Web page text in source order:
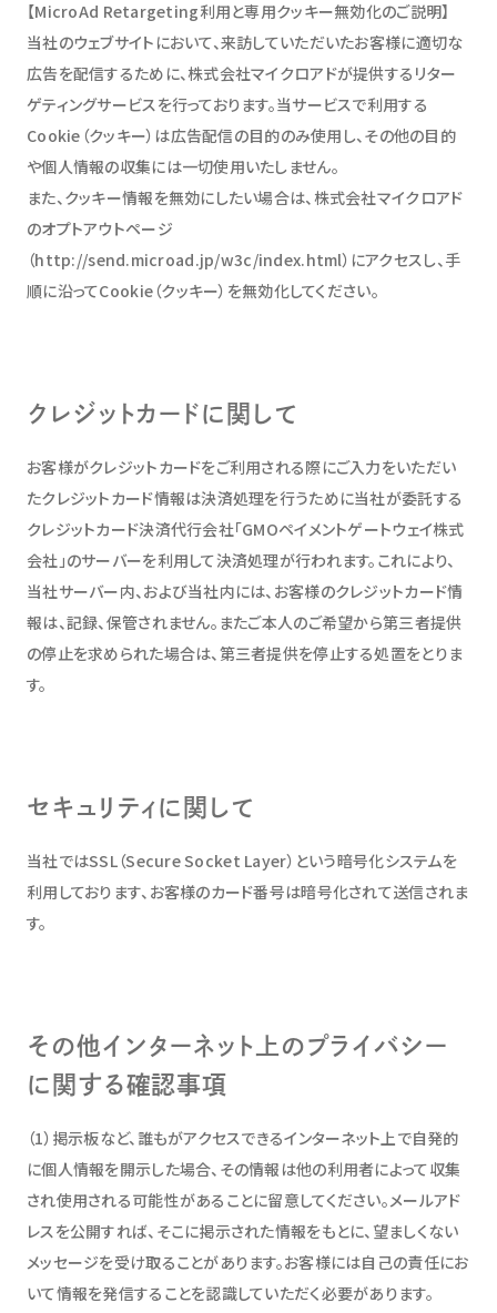
【MicroAd Retargeting利用と専用クッキー無効化のご説明】
当社のウェブサイトにおいて、来訪していただいたお客様に適切な
広告を配信するために、株式会社マイクロアドが提供するリター
ゲティングサービスを行っております。当サービスで利用する
Cookie（クッキー）は広告配信の目的のみ使用し、その他の目的
や個人情報の収集には一切使用いたしません。
また、クッキー情報を無効にしたい場合は、株式会社マイクロアド
のオプトアウトページ
（http://send.microad.jp/w3c/index.html）にアクセスし、手
順に沿ってCookie（クッキー）を無効化してください。
クレジットカードに関して
お客様がクレジットカードをご利用される際にご入力をいただい
たクレジットカード情報は決済処理を行うために当社が委託する
クレジットカード決済代行会社「GMOペイメントゲートウェイ株式
会社」のサーバーを利用して決済処理が行われます。これにより、
当社サーバー内、および当社内には、お客様のクレジットカード情
報は、記録、保管されません。またご本人のご希望から第三者提供
の停止を求められた場合は、第三者提供を停止する処置をとりま
す。
セキュリティに関して
当社ではSSL（Secure Socket Layer）という暗号化システムを
利用しております、お客様のカード番号は暗号化されて送信されま
す。
その他インターネット上のプライバシー
に関する確認事項
（1）掲示板など、誰もがアクセスできるインターネット上で自発的
に個人情報を開示した場合、その情報は他の利用者によって収集
され使用される可能性があることに留意してください。メールアド
レスを公開すれば、そこに掲示された情報をもとに、望ましくない
メッセージを受け取ることがあります。お客様には自己の責任にお
いて情報を発信することを認識していただく必要があります。